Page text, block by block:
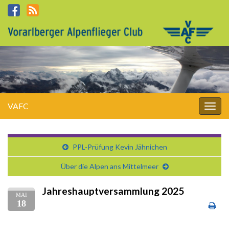
VAFC
PPL-Prüfung Kevin Jähnichen
Über die Alpen ans Mittelmeer
MAI
18
Jahreshauptversammlung 2025